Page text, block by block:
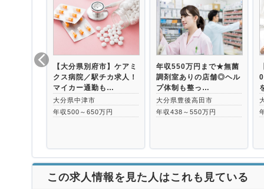
【大分県別府市】ケアミ
クス病院／駅チカ求人！
マイカー通勤も…
大分県中津市
年収500～650万円
年収550万円まで★無菌
調剤室ありの店舗◎ヘル
プ体制も整っ…
大分県豊後高田市
年収438～550万円
この求人情報を見た人はこれも見ている